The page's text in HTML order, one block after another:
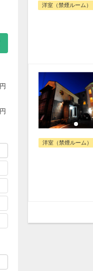
円
円
洋室（禁煙ルーム）
洋室（禁煙ルーム）